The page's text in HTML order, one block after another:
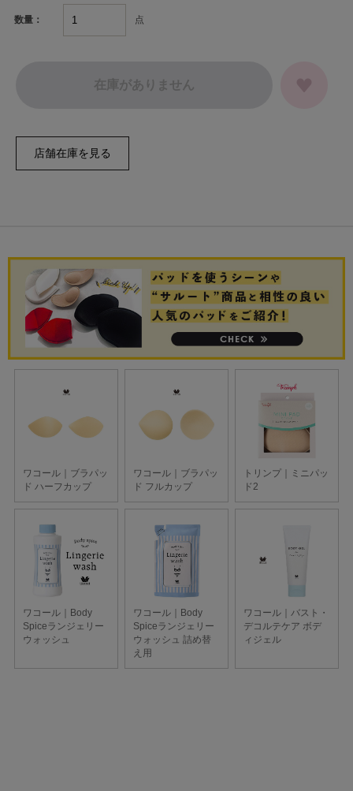
数量： 点
在庫がありません